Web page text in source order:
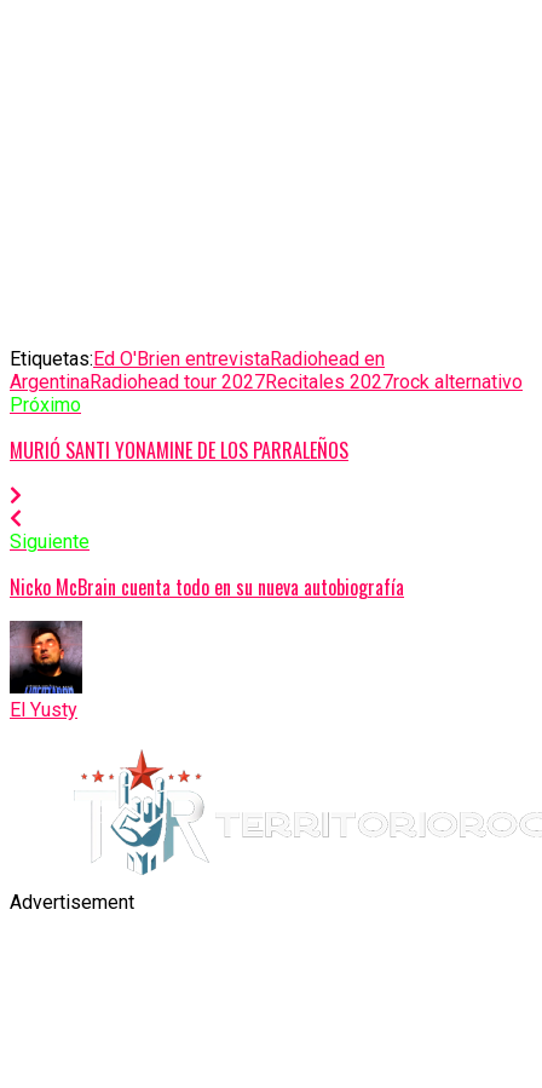
Etiquetas:Ed O'Brien entrevistaRadiohead en
ArgentinaRadiohead tour 2027Recitales 2027rock alternativo
Próximo
MURIÓ SANTI YONAMINE DE LOS PARRALEÑOS
Siguiente
Nicko McBrain cuenta todo en su nueva autobiografía
El Yusty
Advertisement